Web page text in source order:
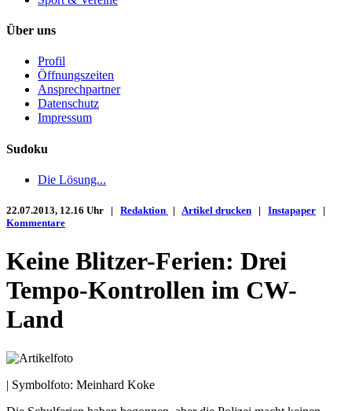
Über uns
Profil
Öffnungszeiten
Ansprechpartner
Datenschutz
Impressum
Sudoku
Die Lösung...
22.07.2013, 12.16 Uhr | Redaktion | Artikel drucken | Instapaper |
Kommentare
Keine Blitzer-Ferien: Drei
Tempo-Kontrollen im CW-
Land
| Symbolfoto: Meinhard Koke